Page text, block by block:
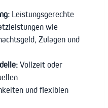
Leistungsgerechte
wie
Zulagen und
Vollzeit oder
und flexiblen